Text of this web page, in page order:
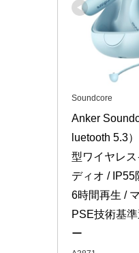
Soundcore
Anker
luetooth 5.3
型ワイヤレ
ディオ / IP55
6時間再生 /
PSE技術基
ー